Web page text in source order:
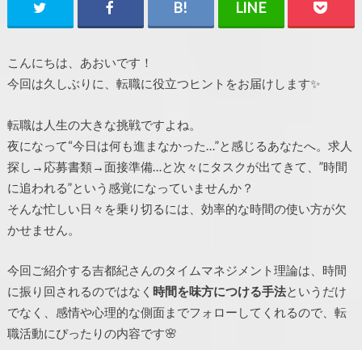
こんにちは、あおいです！
今回は久しぶりに、転職に役立つヒントをお届けします✨
転職は人生の大きな挑戦ですよね。
夜になって“今日は何も進まなかった…”と感じるあなたへ。求人
探し→応募書類→面接準備…と次々にタスクが出てきて、”時間
に追われる”という感覚になっていませんか？
そんな忙しい日々を乗り切るには、効率的な時間の使い方が欠
かせません。
今回ご紹介する吉都紀さんのタイムマネジメント理論は、時間
に振り回されるのではなく 時間を味方につける手法というだけ
でなく、感情や心理的な側面までフォローしてくれるので、転
職活動にぴったりの内容です🌸